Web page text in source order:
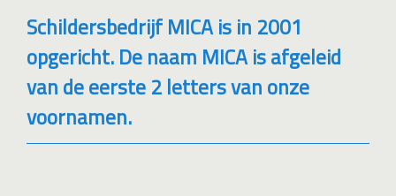
Schildersbedrijf MICA is in 2001
opgericht. De naam MICA is afgeleid
van de eerste 2 letters van onze
voornamen.